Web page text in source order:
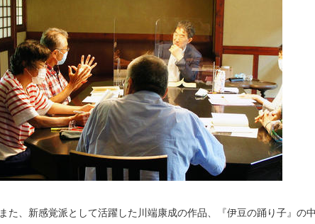
また、新感覚派として活躍した川端康成の作品、『伊豆の踊り子』の